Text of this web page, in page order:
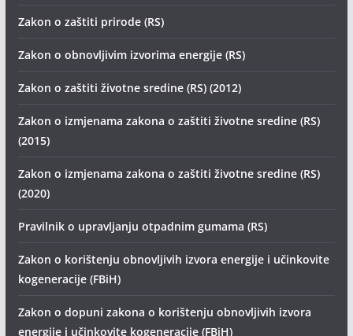
Zakon o zaštiti prirode (RS)
Zakon o obnovljivim izvorima energije (RS)
Zakon o zaštiti životne sredine (RS) (2012)
Zakon o izmjenama zakona o zaštiti životne sredine (RS)
(2015)
Zakon o izmjenama zakona o zaštiti životne sredine (RS)
(2020)
Pravilnik o upravljanju otpadnim gumama (RS)
Zakon o korištenju obnovljivih izvora energije i učinkovite
kogeneracije (FBiH)
Zakon o dopuni zakona o korištenju obnovljivih izvora
energije i učinkovite kogeneracije (FBiH)